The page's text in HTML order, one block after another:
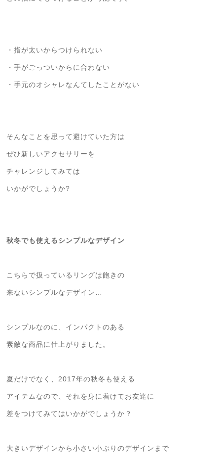
・指が太いからつけられない
・手がごっついからに合わない
・手元のオシャレなんてしたことがない
そんなことを思って避けていた方は
ぜひ新しいアクセサリーを
チャレンジしてみては
いかがでしょうか?
秋冬でも使えるシンプルなデザイン
こちらで扱っているリングは飽きの
来ないシンプルなデザイン…
シンプルなのに、インパクトのある
素敵な商品に仕上がりました。
夏だけでなく、2017年の秋冬も使える
アイテムなので、それを身に着けてお友達に
差をつけてみてはいかがでしょうか？
大きいデザインから小さい小ぶりのデザインまで